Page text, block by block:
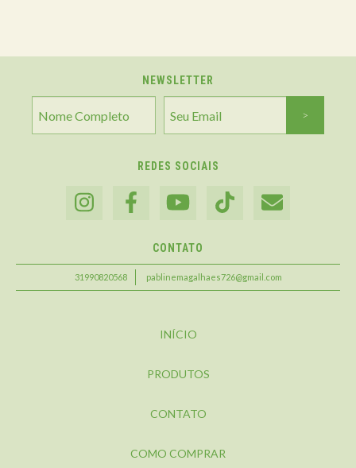
NEWSLETTER
REDES SOCIAIS
CONTATO
31990820568 pablinemagalhaes726@gmail.com
INÍCIO
PRODUTOS
CONTATO
COMO COMPRAR